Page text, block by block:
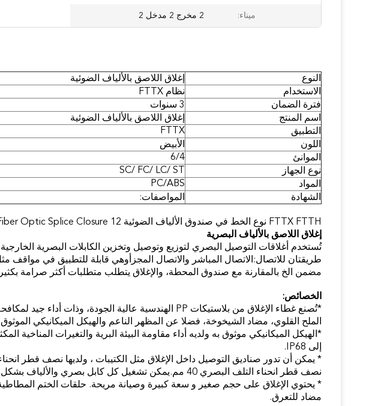
ميناء: 2 مخرج 2 مدخل 2
النوع
إغلاق اللاصق بالألياف الضوئية
الاستخدام
نظام FTTX
فترة الضمان
3 سنوات
اسم المنتج
إغلاق اللاصق بالألياف الضوئية
التطبيق
FTTX
اللون
الأبيض
الموانئ
6/4
نوع الجهاز
SC/ FC/ LC/ ST
المواد
PC/ABS
الشهادة
المواصفات:
FTTX FTTH نوع الخط في صندوق الألياف الضوئية 12 Core 24 Core 36 Core 1 Input 2 Output Fiber Optic Splice Closure
إغلاق اللاصق بالألياف البصرية
تُستخدم أغلاقات التوصيل البصري لتوزيع وتوصيل وتخزين الكابلات البصرية
طريقتان للاتصال:الاتصال المباشر والاتصال المجزأوهي قابلة للتطبيق في مواقف
مضمن الخ بالمقارنة مع صندوق المحطة، والإغلاق يتطلب متطلبات أكثر صرامة
الخصائص:
*تُصنع غطاء الإغلاق من بلاستيكات PP الهندسية عالية الجودة، وذات أداء جيد لمكافحة التآكل ضد الأحماض والحديد.
الملح القلوي، مضاد الشيخوخة، فضلا عن المظهر الناعم والهيكل الميكانيكي الموثوق
*الهيكل الميكانيكي موثوق به ولديه أداء مقاومة البيئة البرية والتغيرات المناخية
إلى IP68.
* يمكن أن تدور صناديق التوصيل داخل الإغلاق مثل الكتيبات ، ولديها نصف قطر
نصف قطر انحناء التلف البصري 40 مم.يمكن تشغيل كل كابل بصري والألياف بشكل فردي.
* يحتوي الإغلاق على حجم صغير و سعة كبيرة وصيانة مريحة. حلقات الختم المطاطية
مضاد للتعرق.